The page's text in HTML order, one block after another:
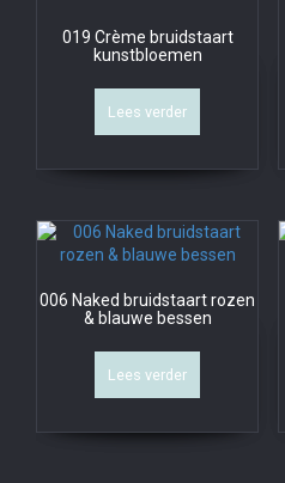
019 Crème bruidstaart
kunstbloemen
Lees verder
006 Naked bruidstaart rozen
& blauwe bessen
Lees verder